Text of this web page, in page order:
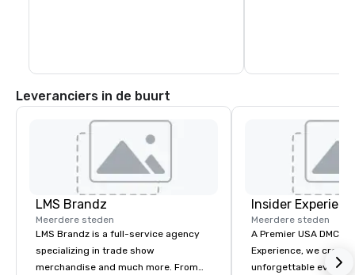
gemeenschapsprogramma's.
Leveranciers in de buurt
LMS Brandz
Meerdere steden
LMS Brandz is a full-service agency
specializing in trade show
merchandise and much more. From
Insider
Meerdere steden
A Premier USA DMC Partner
Experience, we create
unforgettable events